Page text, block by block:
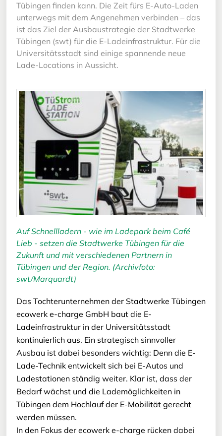
Tübingen finden kann. Die Zeit fürs E-Auto-Laden
unterwegs mit dem Angenehmen verbinden – das
ist das Ziel der Ausbaustrategie der Stadtwerke
Tübingen (swt) für die E-Ladeinfrastruktur. Für die
Universitätsstadt sind einige spannende neue
Lade-Locations in Aussicht.
Auf Schnellladern - wie im Ladepark beim Café
Lieb - setzen die Stadtwerke Tübingen für die
Zukunft und mit verschiedenen Partnern in
Tübingen und der Region. (Archivfoto:
swt/Marquardt)
Das Tochterunternehmen der Stadtwerke Tübingen
ecowerk e-charge GmbH baut die E-
Ladeinfrastruktur in der Universitätsstadt
kontinuierlich aus. Ein strategisch sinnvoller
Ausbau ist dabei besonders wichtig: Denn die E-
Lade-Technik entwickelt sich bei E-Autos und
Ladestationen ständig weiter. Klar ist, dass der
Bedarf wächst und die Lademöglichkeiten in
Tübingen dem Hochlauf der E-Mobilität gerecht
werden müssen.
In den Fokus der ecowerk e-charge rücken dabei